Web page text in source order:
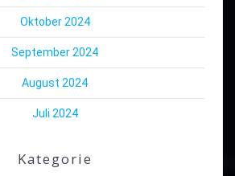
Oktober 2024
September 2024
August 2024
Juli 2024
Kategorie